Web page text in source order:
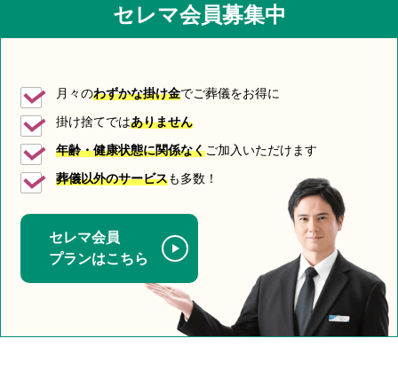
セレマ会員募集中
月々のわずかな掛け金でご葬儀をお得に
掛け捨てではありません
年齢・健康状態に関係なくご加入いただけます
葬儀以外のサービスも多数！
セレマ会員
プランはこちら